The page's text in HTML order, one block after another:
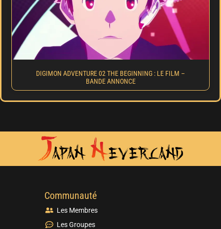
DIGIMON ADVENTURE 02 THE BEGINNING : LE FILM –
BANDE ANNONCE
Communauté
Les Membres
Les Groupes